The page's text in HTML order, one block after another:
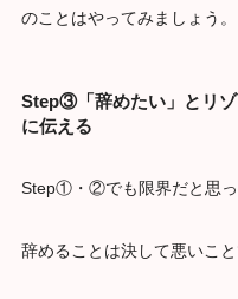
のことはやってみましょう。
Step③「辞めたい」とリ
に伝える
Step①・②でも限界だと思っ
辞めることは決して悪いこと